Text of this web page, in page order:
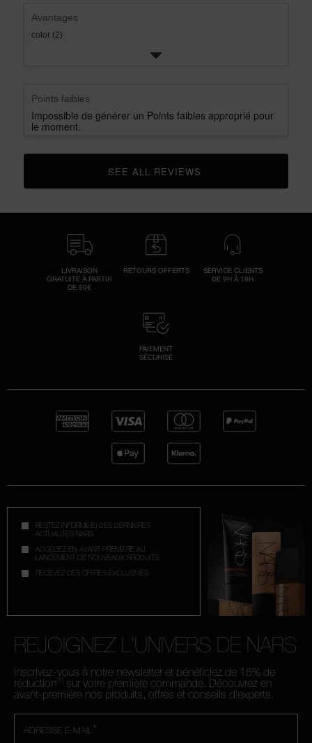
rating.
Avantages
color (2)
Points faibles
Impossible de générer un Points faibles approprié pour
le moment.
CLICK TO GO TO ALL REVIEWS
LIVRAISON
GRATUITE À PARTIR
DE 50€
RETOURS OFFERTS
SERVICE CLIENTS
DE 9H À 18H
PAIEMENT
SÉCURISÉ
RESTEZ INFORMÉ(E) DES DERNIÈRES
ACTUALITÉS NARS
ACCÉDEZ EN AVANT-PREMIÈRE AU
LANCEMENT DE NOUVEAUX PRODUITS
RECEVEZ DES OFFRES EXCLUSIVES
REJOIGNEZ L'UNIVERS DE NARS
Inscrivez-vous à notre newsletter et bénéficiez de 15% de
réduction (1) sur votre première commande. Découvrez en
avant-première nos produits, offres et conseils d'experts.
*
ADRESSE E-MAIL